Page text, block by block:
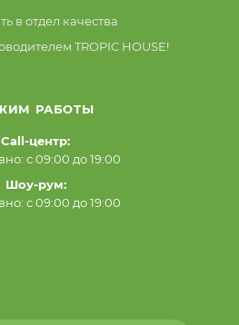
в отдел качества
TROPIC HOUSE!
РАБОТЫ
Call-центр:
с 09:00 до 19:00
Шоу-рум:
с 09:00 до 19:00